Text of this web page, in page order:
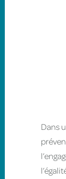
Dans